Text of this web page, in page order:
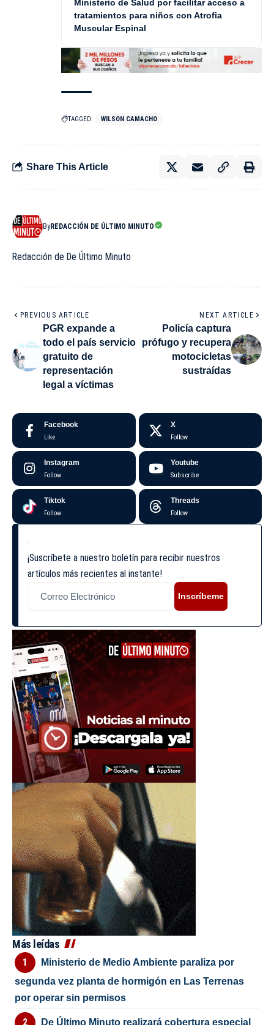
Ministerio de Salud por facilitar acceso a
tratamientos para niños con Atrofia
Muscular Espinal
TAGGED: WILSON CAMACHO
Share This Article
ByREDACCIÓN DE ÚLTIMO MINUTO
Redacción de De Último Minuto
PREVIOUS ARTICLE
PGR expande a
todo el país servicio
gratuito de
representación
legal a víctimas
NEXT ARTICLE
Policía captura
prófugo y recupera
motocicletas
sustraídas
Facebook
Like
X
Follow
Instagram
Follow
Youtube
Subscribe
Tiktok
Follow
Threads
Follow
¡Suscríbete a nuestro boletín para recibir nuestros
artículos más recientes al instante!
Inscríbeme
Más leídas
Ministerio de Medio Ambiente paraliza por
segunda vez planta de hormigón en Las Terrenas
por operar sin permisos
De Último Minuto realizará cobertura especial